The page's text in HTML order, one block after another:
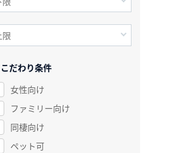
こだわり条件
女性向け
ファミリー向け
同棲向け
ペット可